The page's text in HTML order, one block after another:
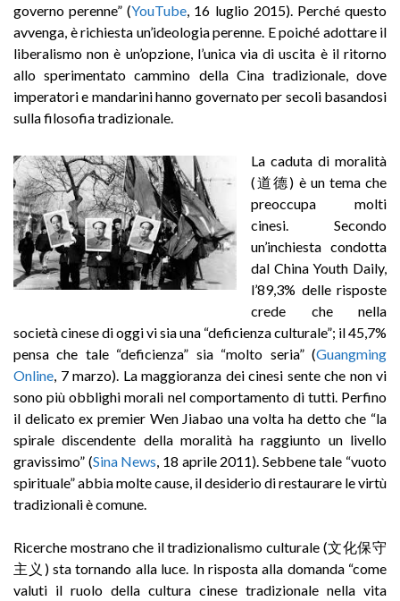
governo perenne” (YouTube , 16 luglio 2015). Perché questo
avvenga, è richiesta un’ideologia perenne. E poiché adottare il
liberalismo non è un’opzione, l’unica via di uscita è il ritorno
allo sperimentato cammino della Cina tradizionale, dove
imperatori e mandarini hanno governato per secoli basandosi
sulla filosofia tradizionale.
La caduta di moralità
(道德) è un tema che
preoccupa molti
cinesi. Secondo
un’inchiesta condotta
dal China Youth Daily,
l’89,3% delle risposte
crede che nella
società cinese di oggi vi sia una “deficienza culturale”; il 45,7%
pensa che tale “deficienza” sia “molto seria” (Guangming
Online , 7 marzo). La maggioranza dei cinesi sente che non vi
sono più obblighi morali nel comportamento di tutti. Perfino
il delicato ex premier Wen Jiabao una volta ha detto che “la
spirale discendente della moralità ha raggiunto un livello
gravissimo” (Sina News , 18 aprile 2011). Sebbene tale “vuoto
spirituale” abbia molte cause, il desiderio di restaurare le virtù
tradizionali è comune.
Ricerche mostrano che il tradizionalismo culturale (文化保守
主义) sta tornando alla luce. In risposta alla domanda “come
valuti il ruolo della cultura cinese tradizionale nella vita